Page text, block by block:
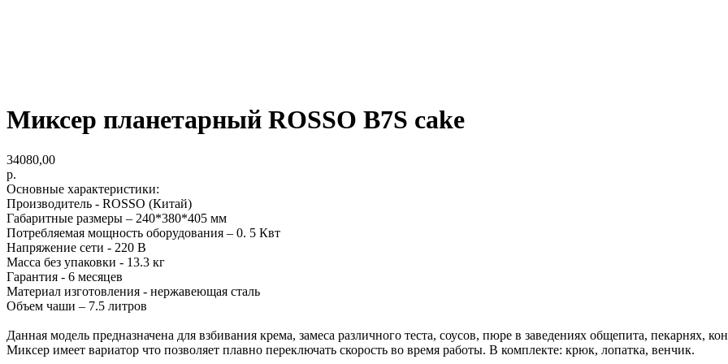
Миксер планетарный ROSSO B7S cake
34080,00
р.
Основные характеристики:
Производитель - ROSSO (Китай)
Габаритные размеры – 240*380*405 мм
Потребляемая мощность оборудования – 0. 5 Квт
Напряжение сети - 220 В
Масса без упаковки - 13.3 кг
Гарантия - 6 месяцев
Материал изготовления - нержавеющая сталь
Объем чаши – 7.5 литров
Данная модель предназначена для взбивания крема, замеса различного теста, соусов, пюре в заведениях общепита, пекарнях,
Миксер имеет вариатор что позволяет плавно переключать скорость во время работы. В комплекте: крюк, лопатка, венчик.